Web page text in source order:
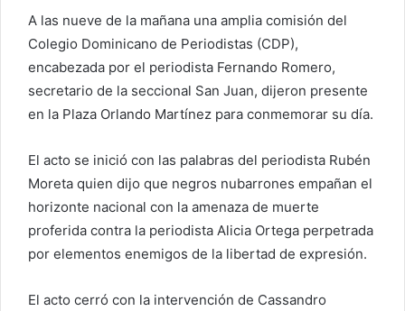
A las nueve de la mañana una amplia comisión del
Colegio Dominicano de Periodistas (CDP),
encabezada por el periodista Fernando Romero,
secretario de la seccional San Juan, dijeron presente
en la Plaza Orlando Martínez para conmemorar su día.
El acto se inició con las palabras del periodista Rubén
Moreta quien dijo que negros nubarrones empañan el
horizonte nacional con la amenaza de muerte
proferida contra la periodista Alicia Ortega perpetrada
por elementos enemigos de la libertad de expresión.
El acto cerró con la intervención de Cassandro